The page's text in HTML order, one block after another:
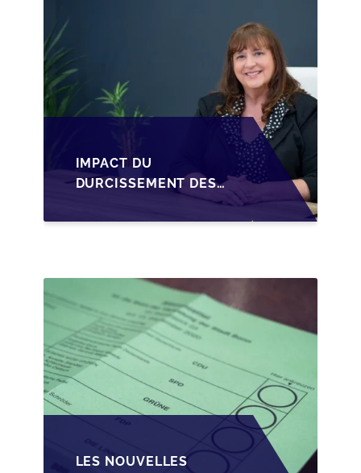
IMPACT DU
DURCISSEMENT DES
CRÉDIT SUR LA
LES NOUVELLES